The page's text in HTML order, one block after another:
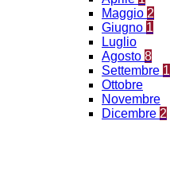
Maggio 2
Giugno 1
Luglio
Agosto 8
Settembre 1
Ottobre
Novembre
Dicembre 2